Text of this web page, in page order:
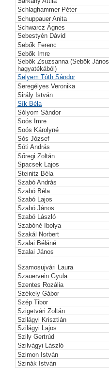
Schlaghammer Péter
Schuppauer Anita
Schwarcz Ágnes
Sebestyén Dávid
Sebők Ferenc
Sebők Imre
Sebők Zsuzsanna (Sebők János
hagyatékából)
Selyem Tóth Sándor
Seregélyes Veronika
Sirály István
Sík Béla
Sólyom Sándor
Soós Imre
Soós Károlyné
Sós József
Sóti András
Sőregi Zoltán
Spacsek Lajos
Steinitz Béla
Szabó András
Szabó Béla
Szabó Lajos
Szabó János
Szabó László
Szabóné Ibolya
Szakál Norbert
Szalai Béláné
Szalai János
Szamosujvári Laura
Szauervein Gyula
Szentes Rozália
Székely Gábor
Szép Tibor
Szigetvári Zoltán
Szilágyi Krisztián
Szilágyi Lajos
Szily Gertrúd
Szilvágyi László
Szimon István
Szinák István